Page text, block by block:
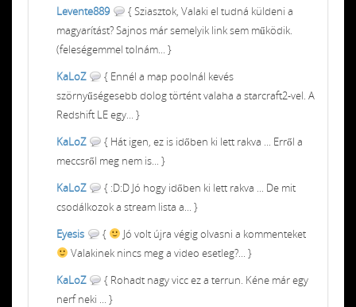
Levente889
{ Sziasztok, Valaki el tudná küldeni a
magyarítást? Sajnos már semelyik link sem működik.
(feleségemmel tolnám... }
KaLoZ
{ Ennél a map poolnál kevés
szörnyűségesebb dolog történt valaha a starcraft2-vel. A
Redshift LE egy... }
KaLoZ
{ Hát igen, ez is időben ki lett rakva ... Erről a
meccsről meg nem is... }
KaLoZ
{ :D:D Jó hogy időben ki lett rakva ... De mit
csodálkozok a stream lista a... }
Eyesis
{
Jó volt újra végig olvasni a kommenteket
Valakinek nincs meg a video esetleg?... }
KaLoZ
{ Rohadt nagy vicc ez a terrun. Kéne már egy
nerf neki ... }